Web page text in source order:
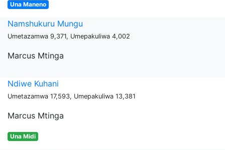
Una Maneno
Namshukuru Mungu
Umetazamwa 9,371, Umepakuliwa 4,002
Marcus Mtinga
Ndiwe Kuhani
Umetazamwa 17,593, Umepakuliwa 13,381
Marcus Mtinga
Una Midi